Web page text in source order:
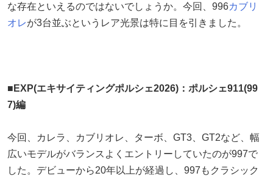
な存在といえるのではないでしょうか。今回、996カブリ
オレが3台並ぶというレア光景は特に目を引きました。
■EXP(エキサイティングポルシェ2026)：ポルシェ911(99
7)編
今回、カレラ、カブリオレ、ターボ、GT3、GT2など、幅
広いモデルがバランスよくエントリーしていたのが997で
した。デビューから20年以上が経過し、997もクラシック